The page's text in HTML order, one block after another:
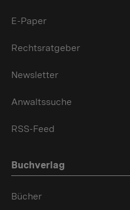
E-Paper
Rechtsratgeber
Newsletter
Anwaltssuche
RSS-Feed
Buchverlag
Bücher